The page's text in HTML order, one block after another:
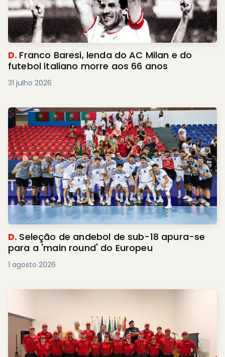
D. Franco Baresi, lenda do AC Milan e do
futebol italiano morre aos 66 anos
31 julho 2026
D. Seleção de andebol de sub-18 apura-se
para a 'main round' do Europeu
1 agosto 2026